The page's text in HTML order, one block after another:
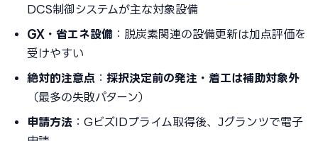
DCS制御システムが主な対象設備
GX・省エネ設備 ：脱炭素関連の設備更新は加点評価を
受けやすい
絶対的注意点 ： 採択決定前の発注・着工は補助対象外
（最多の失敗パターン）
申請方法 ：GビズIDプライム取得後、Jグランツで電子